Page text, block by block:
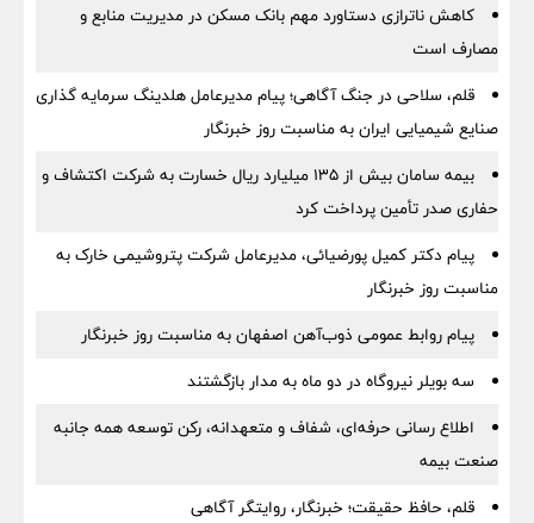
کاهش ناترازی دستاورد مهم بانک مسکن در مدیریت منابع و
مصارف است
قلم، سلاحی در جنگ آگاهی؛ پیام مدیرعامل هلدینگ سرمایه گذاری
صنایع شیمیایی ایران به مناسبت روز خبرنگار
بیمه سامان بیش از ۱۳۵ میلیارد ریال خسارت به شرکت اکتشاف و
حفاری صدر تأمین پرداخت کرد
پیام دکتر کمیل پورضیائی، مدیرعامل شرکت پتروشیمی خارک به
مناسبت روز خبرنگار
پیام روابط عمومی ذوب‌آهن اصفهان به مناسبت روز خبرنگار
سه بویلر نیروگاه در دو ماه به مدار بازگشتند
اطلاع رسانی حرفه‌ای، شفاف و متعهدانه، رکن توسعه همه جانبه
صنعت بیمه
قلم، حافظ حقیقت؛ خبرنگار، روایتگر آگاهی